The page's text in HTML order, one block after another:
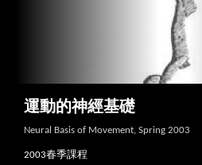
運動的神經基礎
Neural Basis of Movement, Spring 2003
2003春季課程